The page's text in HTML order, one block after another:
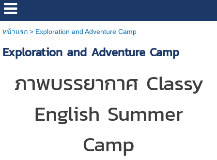
หน้าแรก> Exploration and Adventure Camp
Exploration and Adventure Camp
ภาพบรรยากาศ Classy
English Summer
Camp